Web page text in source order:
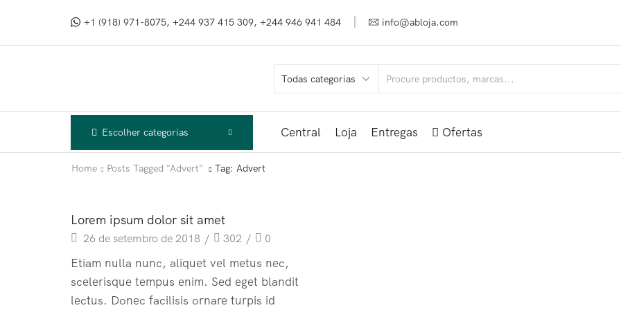
+1 (918) 971-8075, +244 937 415 309, +244 946 941 484 info@abloja.com
Escolher categorias Central Loja Entregas Ofertas
Home Posts Tagged "Advert" Tag: Advert
Electro Advices
Lorem ipsum dolor sit amet
26 de setembro de 2018 / 302 / 0
Etiam nulla nunc, aliquet vel metus nec,
scelerisque tempus enim. Sed eget blandit
lectus. Donec facilisis ornare turpis id